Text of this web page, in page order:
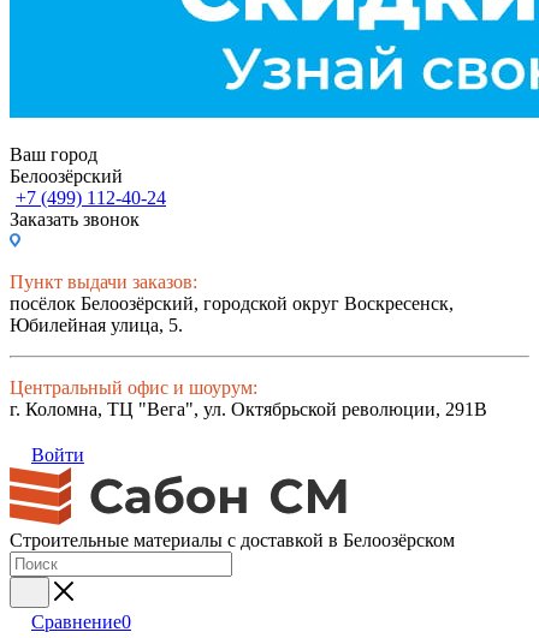
Ваш город
Белоозёрский
+7 (499) 112-40-24
Заказать звонок
Пункт выдачи заказов:
посёлок Белоозёрский, городской округ Воскресенск,
Юбилейная улица, 5.
Центральный офис и шоурум:
г. Коломна, ТЦ "Вега", ул. Октябрьской революции, 291В
Войти
Строительные материалы с доставкой в Белоозёрском
Сравнение0